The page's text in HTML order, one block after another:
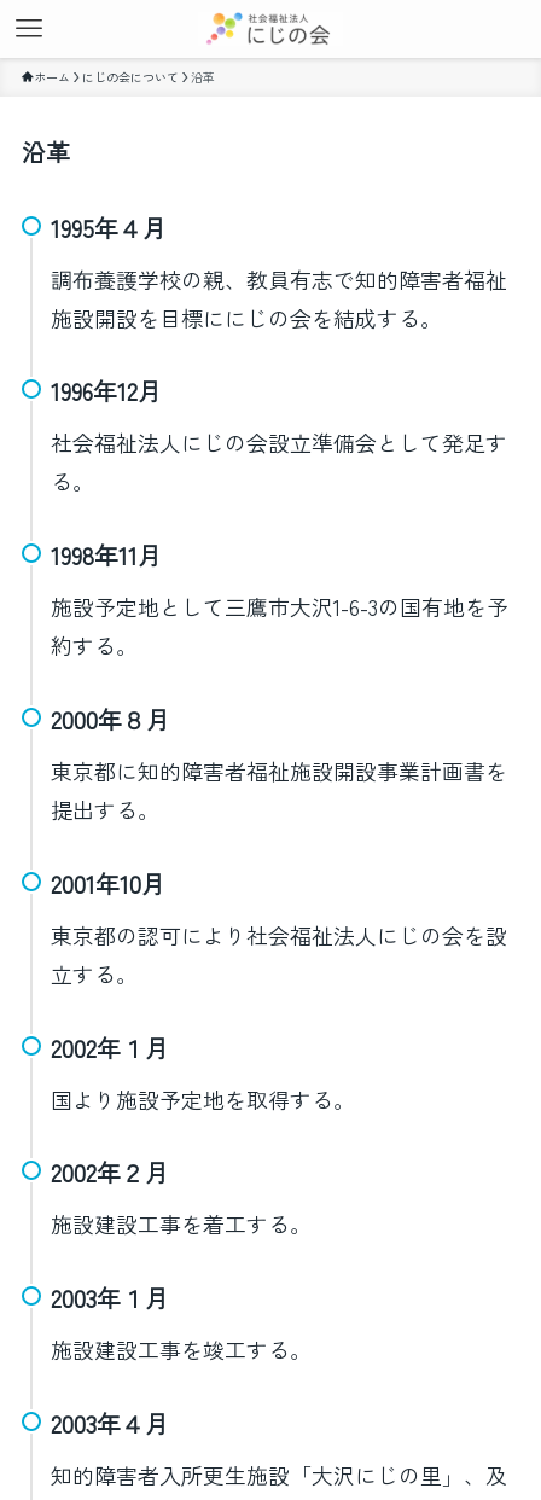
ホーム にじの会について 沿革
沿革
1995年４月
調布養護学校の親、教員有志で知的障害者福祉
施設開設を目標ににじの会を結成する。
1996年12月
社会福祉法人にじの会設立準備会として発足す
る。
1998年11月
施設予定地として三鷹市大沢1-6-3の国有地を予
約する。
2000年８月
東京都に知的障害者福祉施設開設事業計画書を
提出する。
2001年10月
東京都の認可により社会福祉法人にじの会を設
立する。
2002年１月
国より施設予定地を取得する。
2002年２月
施設建設工事を着工する。
2003年１月
施設建設工事を竣工する。
2003年４月
知的障害者入所更生施設「大沢にじの里」、及